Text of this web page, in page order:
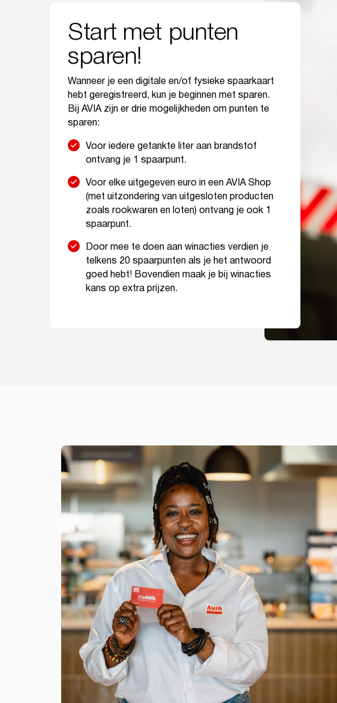
Start met punten
sparen!
Wanneer je een digitale en/of fysieke spaarkaart
hebt geregistreerd, kun je beginnen met sparen.
Bij AVIA zijn er drie mogelijkheden om punten te
sparen:
Voor iedere getankte liter aan brandstof
ontvang je 1 spaarpunt.
Voor elke uitgegeven euro in een AVIA Shop
(met uitzondering van uitgesloten producten
zoals rookwaren en loten) ontvang je ook 1
spaarpunt.
Door mee te doen aan winacties verdien je
telkens 20 spaarpunten als je het antwoord
goed hebt! Bovendien maak je bij winacties
kans op extra prijzen.